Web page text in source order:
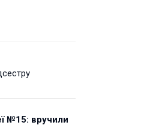
№15: вручили